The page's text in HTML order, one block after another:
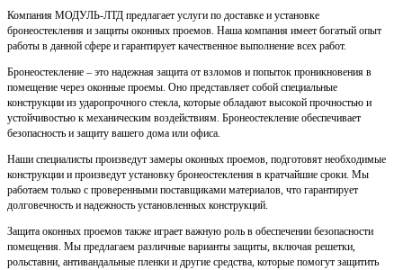
Компания МОДУЛЬ-ЛТД предлагает услуги по доставке и установке
бронеостекления и защиты оконных проемов. Наша компания имеет богатый опыт
работы в данной сфере и гарантирует качественное выполнение всех работ.
Бронеостекление – это надежная защита от взломов и попыток проникновения в
помещение через оконные проемы. Оно представляет собой специальные
конструкции из ударопрочного стекла, которые обладают высокой прочностью и
устойчивостью к механическим воздействиям. Бронеостекление обеспечивает
безопасность и защиту вашего дома или офиса.
Наши специалисты произведут замеры оконных проемов, подготовят необходимые
конструкции и произведут установку бронеостекления в кратчайшие сроки. Мы
работаем только с проверенными поставщиками материалов, что гарантирует
долговечность и надежность установленных конструкций.
Защита оконных проемов также играет важную роль в обеспечении безопасности
помещения. Мы предлагаем различные варианты защиты, включая решетки,
рольставни, антивандальные пленки и другие средства, которые помогут защитить